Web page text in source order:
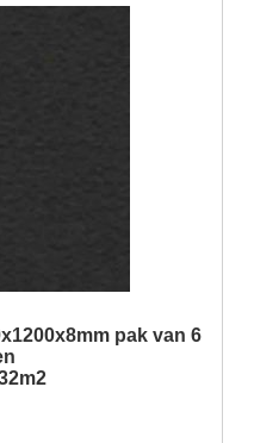
pak van 6